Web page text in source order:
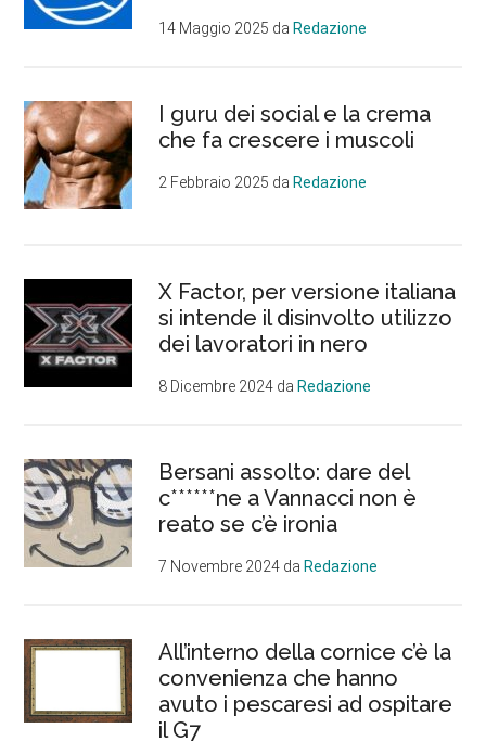
14 Maggio 2025 daRedazione
I guru dei social e la crema
che fa crescere i muscoli
2 Febbraio 2025 daRedazione
X Factor, per versione italiana
si intende il disinvolto utilizzo
dei lavoratori in nero
8 Dicembre 2024 daRedazione
Bersani assolto: dare del
c******ne a Vannacci non è
reato se c’è ironia
7 Novembre 2024 daRedazione
All’interno della cornice c’è la
convenienza che hanno
avuto i pescaresi ad ospitare
il G7